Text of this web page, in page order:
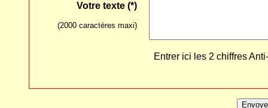
Votre texte (*)
(2000 caractères maxi)
Entrer ici les 2 chiffres